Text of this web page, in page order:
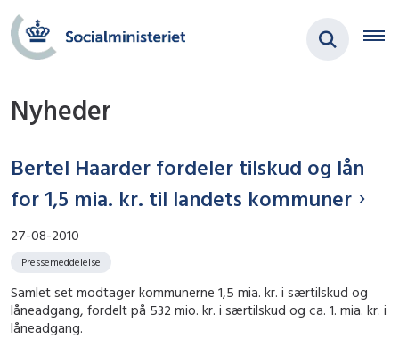
Nyheder
Bertel Haarder fordeler tilskud og lån
for 1,5 mia. kr. til landets kommuner
27-08-2010
Pressemeddelelse
Samlet set modtager kommunerne 1,5 mia. kr. i særtilskud og
låneadgang, fordelt på 532 mio. kr. i særtilskud og ca. 1. mia. kr. i
låneadgang.